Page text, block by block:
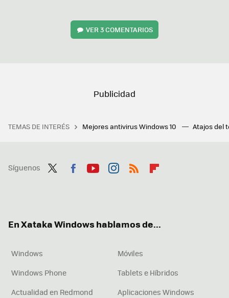
VER3 COMENTARIOS
TEMAS DE INTERÉS Mejores antivirus Windows 10 Atajos del
Síguenos
En Xataka Windows hablamos de...
Windows
Móviles
Windows Phone
Tablets e Híbridos
Actualidad en Redmond
Aplicaciones Windows